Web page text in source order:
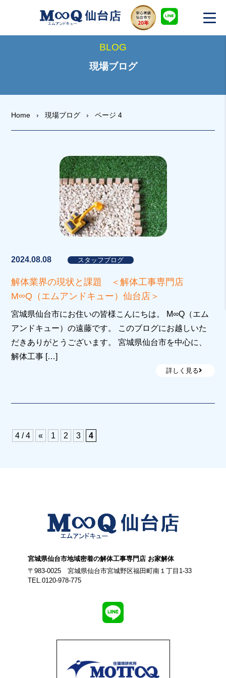
BLOG
現場ブログ
Home › 現場ブログ › ページ 4
2024.08.08 スタッフブログ
解体業界の現状と課題 ＜解体工事専門店
M∞Q（エムアンドキュー）仙台店＞
宮城県仙台市にお住いの皆様こんにちは。 M∞Q（エム
アンドキュー）の遠藤です。 このブログにお越しいた
だきありがとうございます。 宮城県仙台市を中心に、
解体工事 […]
詳しく見る
4 / 4 « 1 2 3 4
宮城県仙台市地域密着の解体工事専門店 お家解体
〒983-0025 宮城県仙台市宮城野区福田町南１丁目1-33
TEL.0120-978-775